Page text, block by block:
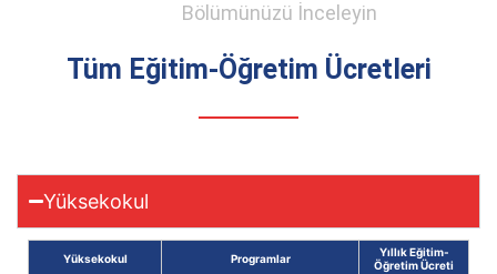
Bölümünüzü İnceleyin
Tüm Eğitim-Öğretim Ücretleri
Yüksekokul
Yüksekokul Programlar
Yıllık Eğitim-
Öğretim Ücreti